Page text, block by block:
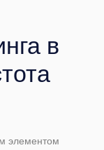
в
элементом